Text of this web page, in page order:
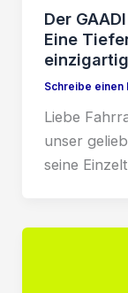
Der
Eine
Schreibe einen
Liebe
unser
seine